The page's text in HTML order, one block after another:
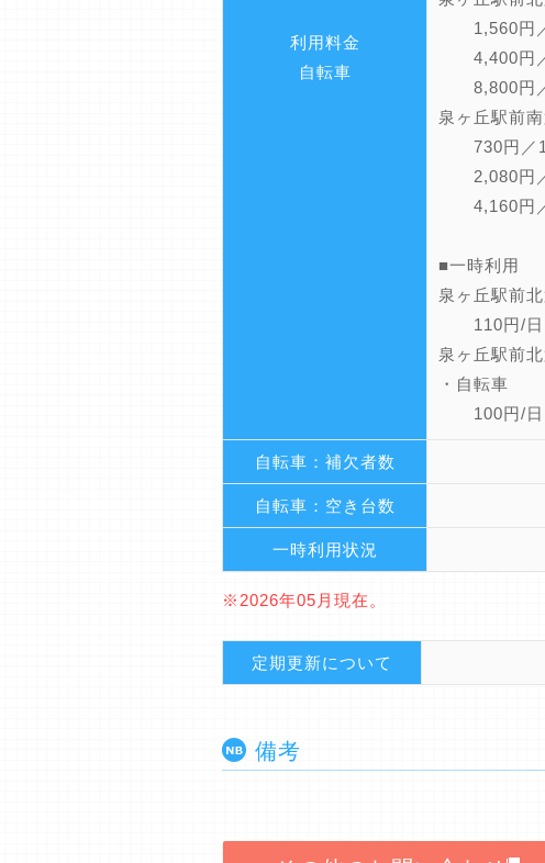
利用料金
自転車
1,560円
4,400円
8,800円
泉ヶ丘駅前
730円／1
2,080円
4,160円
■一時利用
泉ヶ丘駅前
110円/日
泉ヶ丘駅前北
・自転車
100円/日
自転車：補欠者数
自転車：空き台数
一時利用状況
※2026年05月現在。
定期更新について
備考